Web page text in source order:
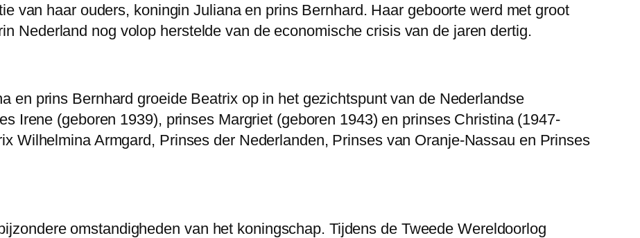
van haar ouders, koningin Juliana en prins Bernhard. Haar geboorte werd met groot
Nederland nog volop herstelde van de economische crisis van de jaren dertig.
en prins Bernhard groeide Beatrix op in het gezichtspunt van de Nederlandse
Irene (geboren 1939), prinses Margriet (geboren 1943) en prinses Christina (1947-
Wilhelmina Armgard, Prinses der Nederlanden, Prinses van Oranje-Nassau en Prinses
omstandigheden van het koningschap. Tijdens de Tweede Wereldoorlog